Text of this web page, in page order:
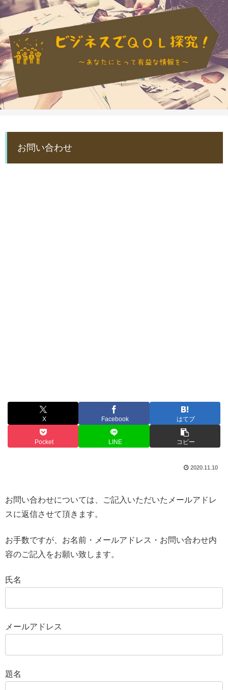
お問い合わせ
X Facebook はてブ
Pocket LINE コピー
2020.11.10
お問い合わせについては、ご記入いただいたメールアドレ
スに返信させて頂きます。
お手数ですが、お名前・メールアドレス・お問い合わせ内
容のご記入をお願い致します。
氏名
メールアドレス
題名